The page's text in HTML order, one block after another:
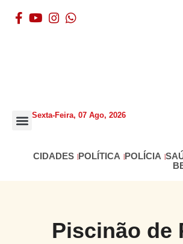
Sexta-Feira, 07 Ago, 2026
CIDADES POLÍTICA POLÍCIA
Piscinão de